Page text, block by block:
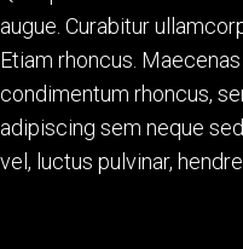
augue. Curabitur
Etiam rhoncus.
condimentum rhoncus,
adipiscing sem neque
vel, luctus pulvinar,